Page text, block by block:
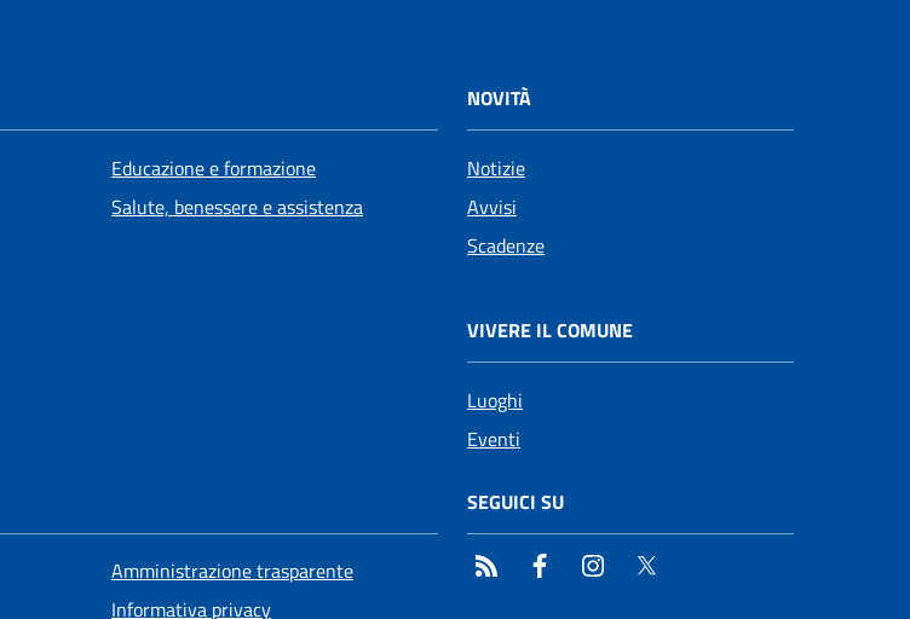
Educazione e formazione
Salute, benessere e assistenza
NOVITÀ
Notizie
Avvisi
Scadenze
VIVERE IL COMUNE
Luoghi
Eventi
Amministrazione trasparente
Informativa privacy
SEGUICI SU
RSS Facebook Instagram